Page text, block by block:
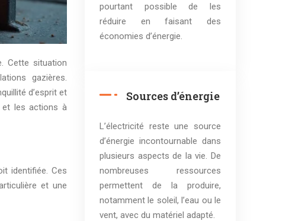
gazières.
d’esprit et
et les actions à
identifiée. Ces
et une
pourtant possible de les
réduire en faisant des
économies d’énergie.
Sources d’énergie
L’électricité reste une source
d’énergie incontournable dans
plusieurs aspects de la vie. De
nombreuses ressources
permettent de la produire,
notamment le soleil, l’eau ou le
vent, avec du matériel adapté.